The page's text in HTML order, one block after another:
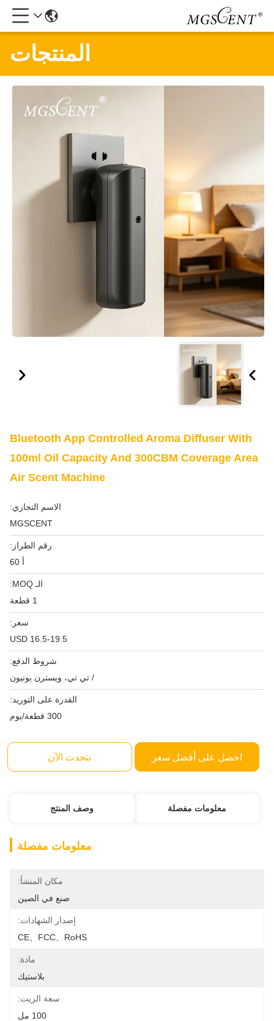
المنتجات
Bluetooth App Controlled Aroma Diffuser With
100ml Oil Capacity And 300CBM Coverage Area
Air Scent Machine
الاسم التجاري:
MGSCENT
رقم الطراز:
أ 60
الـ MOQ:
1 قطعة
سعر:
USD 16.5-19.5
شروط الدفع:
/ تي تي، ويسترن يونيون
القدرة على التوريد:
300 قطعة/يوم
احصل على أفضل سعر نتحدث الآن
معلومات مفصلة وصف المنتج
معلومات مفصلة
مكان المنشأ:
صنع في الصين
إصدار الشهادات:
CE、FCC、RoHS
مادة:
بلاستيك
سعة الزيت:
100 مل